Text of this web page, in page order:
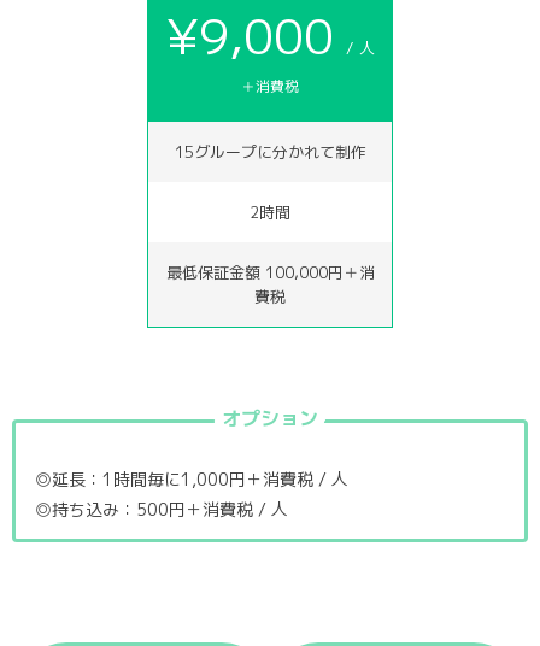
¥9,000 / 人
＋消費税
15グループに分かれて制作
2時間
最低保証金額 100,000円＋消
費税
オプション
◎延長：1時間毎に1,000円＋消費税 / 人
◎持ち込み：500円＋消費税 / 人